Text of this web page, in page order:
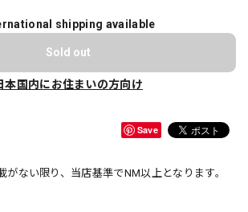
shipping available
Sold out
本国内にお住まいの方向け
Save
がない限り、当店基準でNM以上となります。